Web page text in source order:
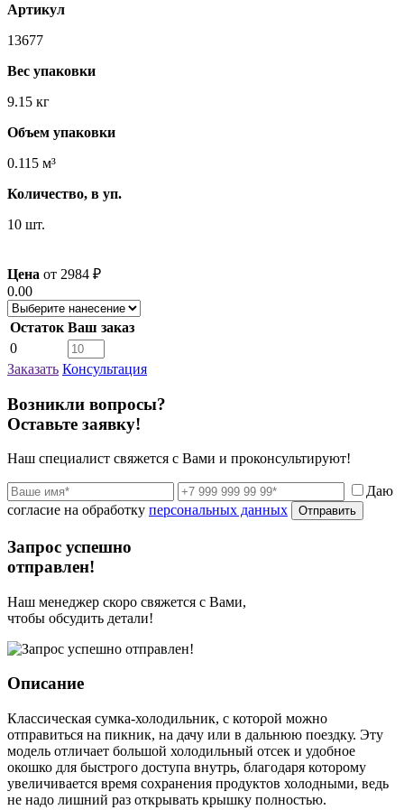
Артикул
13677
Вес упаковки
9.15 кг
Объем упаковки
0.115 м³
Количество, в уп.
10 шт.
Цена от 2984 ₽
0.00
Остаток Ваш заказ
0
Заказать Консультация
Возникли вопросы?
Оставьте заявку!
Наш специалист свяжется с Вами и проконсультируют!
Даю
согласие на обработку персональных данных Отправить
Запрос успешно
отправлен!
Наш менеджер скоро свяжется с Вами,
чтобы обсудить детали!
Описание
Классическая сумка-холодильник, с которой можно
отправиться на пикник, на дачу или в дальнюю поездку. Эту
модель отличает большой холодильный отсек и удобное
окошко для быстрого доступа внутрь, благодаря которому
увеличивается время сохранения продуктов холодными, ведь
не надо лишний раз открывать крышку полностью.